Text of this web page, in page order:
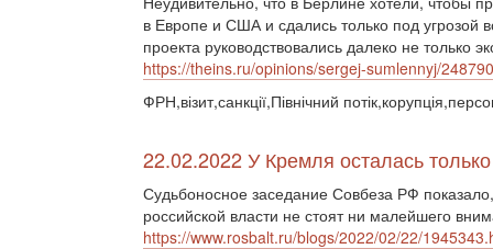
в Европе и США и сдались только под
проекта руководствовались далеко не только
https://theins.ru/opinions/sergej-sumlennyj/248790
ФРН,візит,санкції,Північний
22.02.2022 У Кремля осталась
Судьбоносное заседание Совбеза РФ
российской власти не стоят ни малейшего
https://www.rosbalt.ru/blogs/2022/02/22/